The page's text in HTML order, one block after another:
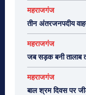
महराजगंज
तीन अंतरजनपदीय
महराजगंज
जब सड़क बनी तालाब
महराजगंज
बाल श्रम दिवस पर